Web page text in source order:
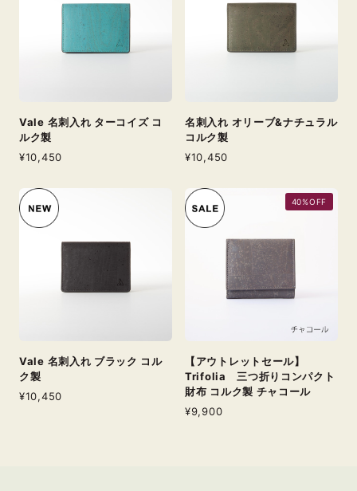
Vale 名刺入れ ターコイズ コ
ルク製
¥10,450
名刺入れ オリーブ&ナチュラル
コルク製
¥10,450
Vale 名刺入れ ブラック コル
ク製
¥10,450
40%OFF
【アウトレットセール】
Trifolia 三つ折りコンパクト
財布 コルク製 チャコール
¥9,900